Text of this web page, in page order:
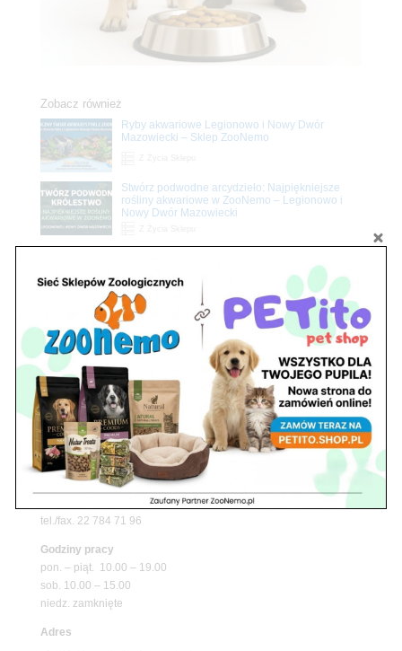
Zobacz również
Ryby akwariowe Legionowo i Nowy Dwór
Mazowiecki – Sklep ZooNemo
Stwórz podwodne arcydzieło: Najpiękniejsze
rośliny akwariowe w ZooNemo – Legionowo i
Nowy Dwór Mazowiecki
Promocje
Z Życia Sklepu
Petito Pet Shop – Internetowy Sklep Zoologiczny
Online! Wszystko Dla Twojego Pupila | ZooNemo
Znajdź nas
Adres
05-120 Legionowo
ul. Piłsudskiego 31,
pawilon 134
tel./fax. 22 784 71 96
Godziny pracy
pon. – piąt. 10.00 – 19.00
sob. 10.00 – 15.00
niedz. zamknięte
Adres